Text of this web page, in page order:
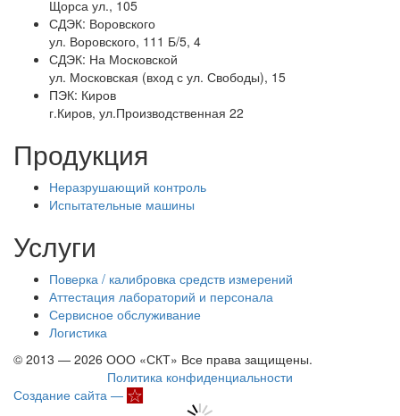
Щорса ул., 105
СДЭК: Воровского
ул. Воровского, 111 Б/5, 4
СДЭК: На Московской
ул. Московская (вход с ул. Свободы), 15
ПЭК: Киров
г.Киров, ул.Производственная 22
Продукция
Неразрушающий контроль
Испытательные машины
Услуги
Поверка / калибровка средств измерений
Аттестация лабораторий и персонала
Сервисное обслуживание
Логистика
© 2013 — 2026 ООО «СКТ» Все права защищены.
Политика конфиденциальности
Создание сайта —